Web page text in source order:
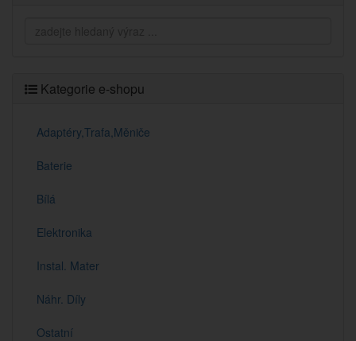
Kategorie e-shopu
Adaptéry,Trafa,Měniče
Baterie
Bílá
Elektronika
Instal. Mater
Náhr. Díly
Ostatní